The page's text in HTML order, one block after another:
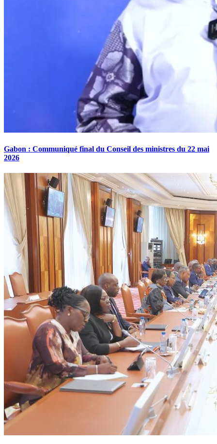
Gabon : Communiqué final du Conseil des ministres du 22 mai
2026